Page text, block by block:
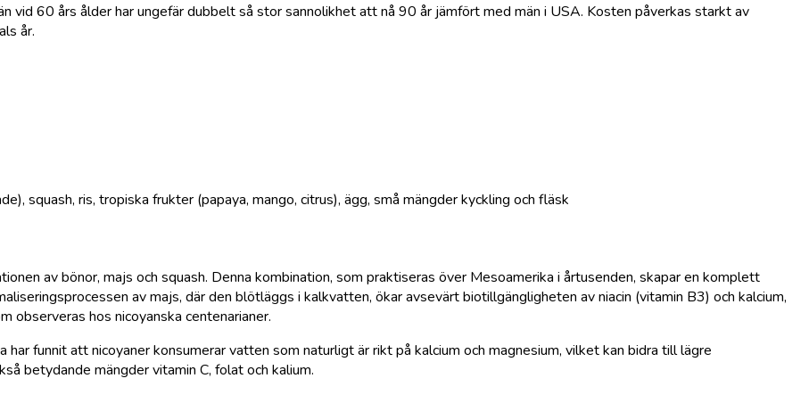
vid 60 års ålder har ungefär dubbelt så stor sannolikhet att nå 90 år jämfört med män i USA. Kosten påverkas starkt av
år.
squash, ris, tropiska frukter (papaya, mango, citrus), ägg, små mängder kyckling och fläsk
av bönor, majs och squash. Denna kombination, som praktiseras över Mesoamerika i årtusenden, skapar en komplett
av majs, där den blötläggs i kalkvatten, ökar avsevärt biotillgängligheten av niacin (vitamin B3) och kalcium,
observeras hos nicoyanska centenarianer.
funnit att nicoyaner konsumerar vatten som naturligt är rikt på kalcium och magnesium, vilket kan bidra till lägre
betydande mängder vitamin C, folat och kalium.